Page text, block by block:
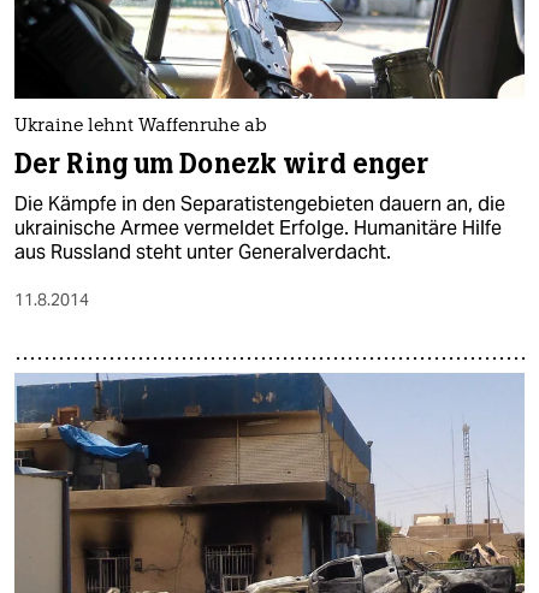
Ukraine lehnt Waffenruhe ab
Der Ring um Donezk wird enger
Die Kämpfe in den Separatistengebieten dauern an, die
ukrainische Armee vermeldet Erfolge. Humanitäre Hilfe
aus Russland steht unter Generalverdacht.
11.8.2014